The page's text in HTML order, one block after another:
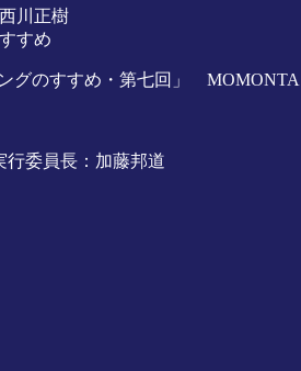
川正樹
すめ
グのすすめ・第七回」 MOMONTA
行委員長：加藤邦道